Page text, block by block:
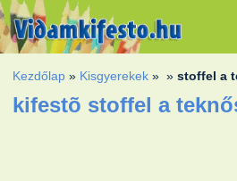
Kezdőlap » Kisgyerekek » »stoffel a
kifestõ stoffel a